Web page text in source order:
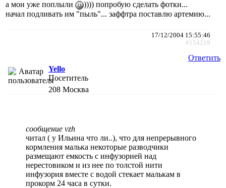
а мои уже поплыли
)))) попробую сделать фотки...
начал подливать им "пыль"... заффтра поставлю артемию...
17/12/2004 15:55:46
#154219
Ответить
Yello
Посетитель
208 Москва
сообщение vzh
читал ( у Ильина что ли..), что для непрерывного
кормления малька некоторые разводчики
размещают емкость с инфузорией над
нерестовиком и из нее по толстой нити
инфузория вместе с водой стекает малькам в
прокорм 24 часа в сутки.